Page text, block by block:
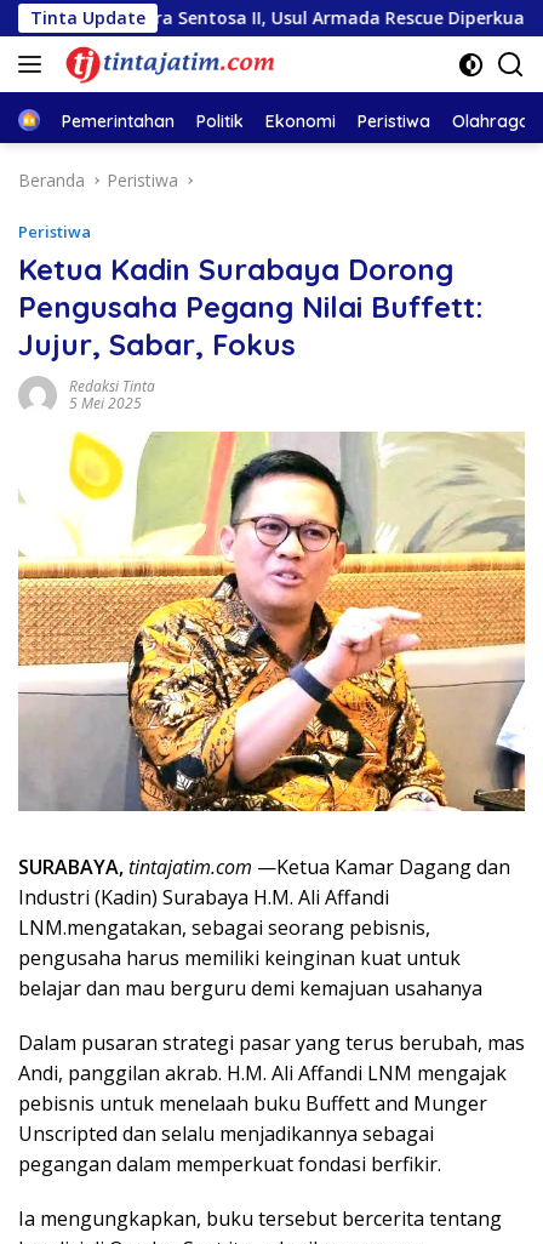
Langsung
ke
konten
Tinta Update
Sentosa II, Usul Armada Rescue Diperkuat
HomePemerintahan Politik Ekonomi Peristiwa Olahraga
Beranda Peristiwa
Peristiwa
Ketua Kadin Surabaya Dorong
Pengusaha Pegang Nilai Buffett:
Jujur, Sabar, Fokus
Redaksi Tinta
5 Mei 2025
SURABAYA,tintajatim.com —Ketua Kamar Dagang dan
Industri (Kadin) Surabaya H.M. Ali Affandi
LNM.mengatakan, sebagai seorang pebisnis,
pengusaha harus memiliki keinginan kuat untuk
belajar dan mau berguru demi kemajuan usahanya
Dalam pusaran strategi pasar yang terus berubah, mas
Andi, panggilan akrab. H.M. Ali Affandi LNM mengajak
pebisnis untuk menelaah buku Buffett and Munger
Unscripted dan selalu menjadikannya sebagai
pegangan dalam memperkuat fondasi berfikir.
Ia mengungkapkan, buku tersebut bercerita tentang